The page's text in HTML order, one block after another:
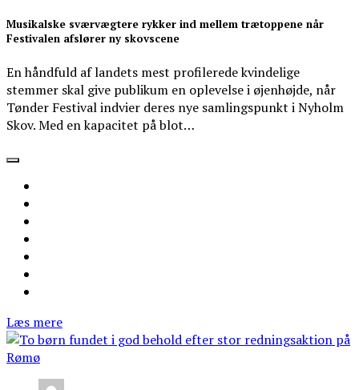
Musikalske sværvægtere rykker ind mellem trætoppene når
Festivalen afslører ny skovscene
En håndfuld af landets mest profilerede kvindelige
stemmer skal give publikum en oplevelse i øjenhøjde, når
Tønder Festival indvier deres nye samlingspunkt i Nyholm
Skov. Med en kapacitet på blot…
Læs mere